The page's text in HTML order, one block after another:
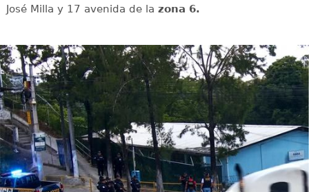
José Milla y 17 avenida de la zona 6.